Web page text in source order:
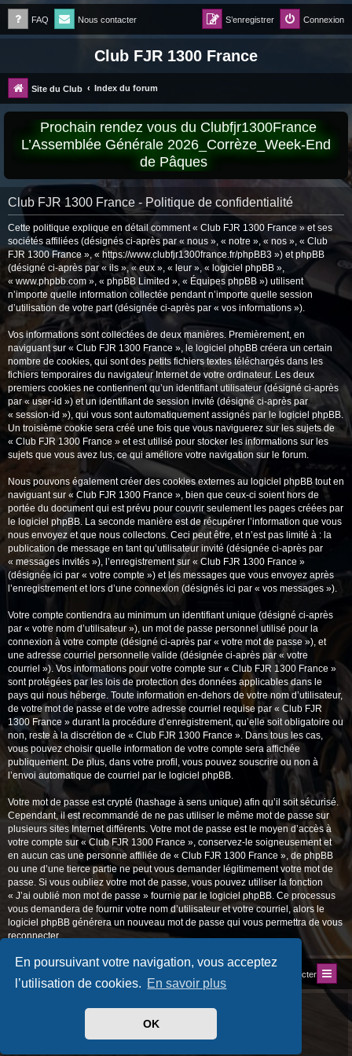
En poursuivant votre navigation, vous acceptez
l’utilisation de cookies. En savoir plus
OK
FAQ Nous contacter Connexion
S’enregistrer
Club FJR 1300 France
Site du Club Index du forum
Prochain rendez vous du Clubfjr1300France
L’Assemblée Générale 2026_Corrèze_Week-End
de Pâques
Club FJR 1300 France - Politique de confidentialité
Cette politique explique en détail comment « Club FJR 1300 France » et ses
sociétés affiliées (désignés ci-après par « nous », « notre », « nos », « Club
FJR 1300 France », « https://www.clubfjr1300france.fr/phpBB3 ») et phpBB
(désigné ci-après par « ils », « eux », « leur », « logiciel phpBB »,
« www.phpbb.com », « phpBB Limited », « Équipes phpBB ») utilisent
n’importe quelle information collectée pendant n’importe quelle session
d’utilisation de votre part (désignée ci-après par « vos informations »).
Vos informations sont collectées de deux manières. Premièrement, en
naviguant sur « Club FJR 1300 France », le logiciel phpBB créera un certain
nombre de cookies, qui sont des petits fichiers textes téléchargés dans les
fichiers temporaires du navigateur Internet de votre ordinateur. Les deux
premiers cookies ne contiennent qu’un identifiant utilisateur (désigné ci-après
par « user-id ») et un identifiant de session invité (désigné ci-après par
« session-id »), qui vous sont automatiquement assignés par le logiciel phpBB.
Un troisième cookie sera créé une fois que vous naviguerez sur les sujets de
« Club FJR 1300 France » et est utilisé pour stocker les informations sur les
sujets que vous avez lus, ce qui améliore votre navigation sur le forum.
Nous pouvons également créer des cookies externes au logiciel phpBB tout en
naviguant sur « Club FJR 1300 France », bien que ceux-ci soient hors de
portée du document qui est prévu pour couvrir seulement les pages créées par
le logiciel phpBB. La seconde manière est de récupérer l’information que vous
nous envoyez et que nous collectons. Ceci peut être, et n’est pas limité à : la
publication de message en tant qu’utilisateur invité (désignée ci-après par
« messages invités »), l’enregistrement sur « Club FJR 1300 France »
(désignée ici par « votre compte ») et les messages que vous envoyez après
l’enregistrement et lors d’une connexion (désignés ici par « vos messages »).
Votre compte contiendra au minimum un identifiant unique (désigné ci-après
par « votre nom d’utilisateur »), un mot de passe personnel utilisé pour la
connexion à votre compte (désigné ci-après par « votre mot de passe »), et
une adresse courriel personnelle valide (désignée ci-après par « votre
courriel »). Vos informations pour votre compte sur « Club FJR 1300 France »
sont protégées par les lois de protection des données applicables dans le
pays qui nous héberge. Toute information en-dehors de votre nom d’utilisateur,
de votre mot de passe et de votre adresse courriel requise par « Club FJR
1300 France » durant la procédure d’enregistrement, qu’elle soit obligatoire ou
non, reste à la discrétion de « Club FJR 1300 France ». Dans tous les cas,
vous pouvez choisir quelle information de votre compte sera affichée
publiquement. De plus, dans votre profil, vous pouvez souscrire ou non à
l’envoi automatique de courriel par le logiciel phpBB.
Votre mot de passe est crypté (hashage à sens unique) afin qu’il soit sécurisé.
Cependant, il est recommandé de ne pas utiliser le même mot de passe sur
plusieurs sites Internet différents. Votre mot de passe est le moyen d’accès à
votre compte sur « Club FJR 1300 France », conservez-le soigneusement et
en aucun cas une personne affiliée de « Club FJR 1300 France », de phpBB
ou une d’une tierce partie ne peut vous demander légitimement votre mot de
passe. Si vous oubliez votre mot de passe, vous pouvez utiliser la fonction
« J’ai oublié mon mot de passe » fournie par le logiciel phpBB. Ce processus
vous demandera de fournir votre nom d’utilisateur et votre courriel, alors le
logiciel phpBB générera un nouveau mot de passe qui vous permettra de vous
reconnecter.
Nous contacter
Drapeaux des Pays par Sylver35» V 1.6.0